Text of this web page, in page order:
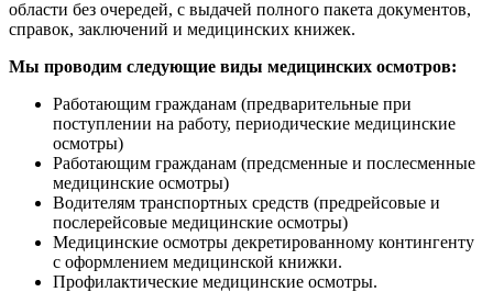
области без очередей, с выдачей полного пакета документов,
справок, заключений и медицинских книжек.
Мы проводим следующие виды медицинских осмотров:
Работающим гражданам (предварительные при
поступлении на работу, периодические медицинские
осмотры)
Работающим гражданам (предсменные и послесменные
медицинские осмотры)
Водителям транспортных средств (предрейсовые и
послерейсовые медицинские осмотры)
Медицинские осмотры декретированному контингенту
с оформлением медицинской книжки.
Профилактические медицинские осмотры.